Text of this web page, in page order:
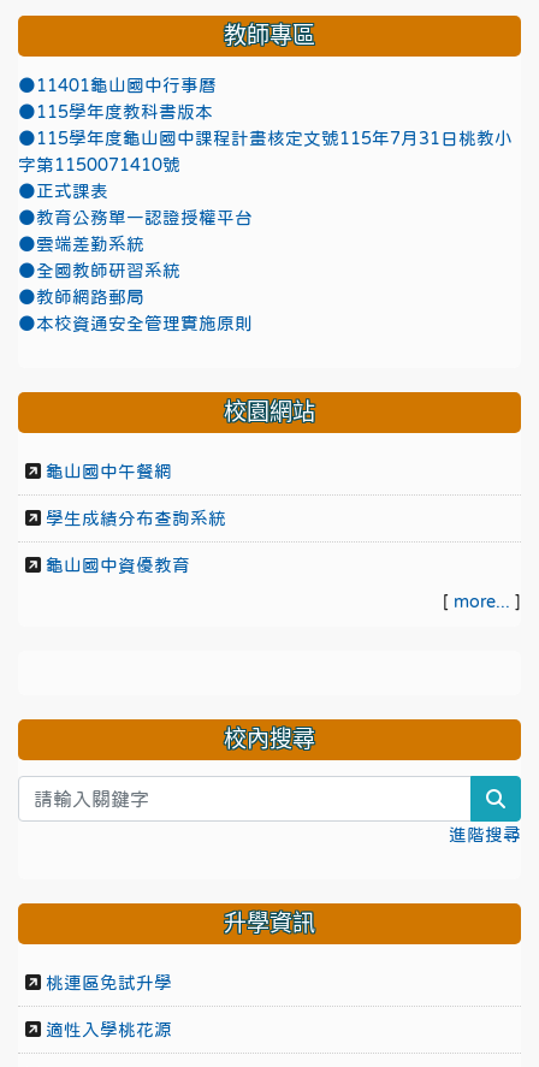
教師專區
●11401龜山國中行事曆
●115學年度教科書版本
●115學年度龜山國中課程計畫核定文號115年7月31日桃教小
字第1150071410號
●正式課表
●教育公務單一認證授權平台
●雲端差勤系統
●全國教師研習系統
●教師網路郵局
●本校資通安全管理實施原則
校園網站
龜山國中午餐網
學生成績分布查詢系統
龜山國中資優教育
[ more... ]
校內搜尋
進階搜尋
升學資訊
桃連區免試升學
適性入學桃花源